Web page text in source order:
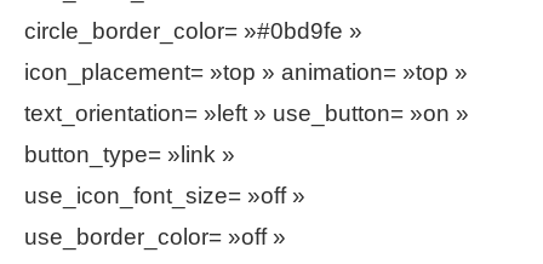
circle_border_color= »#0bd9fe »
icon_placement= »top » animation= »top »
text_orientation= »left » use_button= »on »
button_type= »link »
use_icon_font_size= »off »
use_border_color= »off »